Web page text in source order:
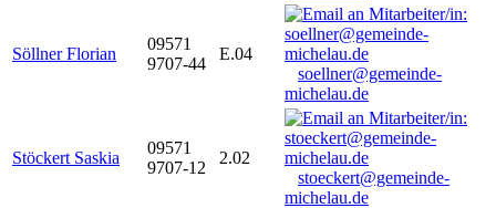
Söllner Florian
09571
9707-44
E.04
soellner@gemeinde-
michelau.de
Stöckert Saskia
09571
9707-12
2.02
stoeckert@gemeinde-
michelau.de